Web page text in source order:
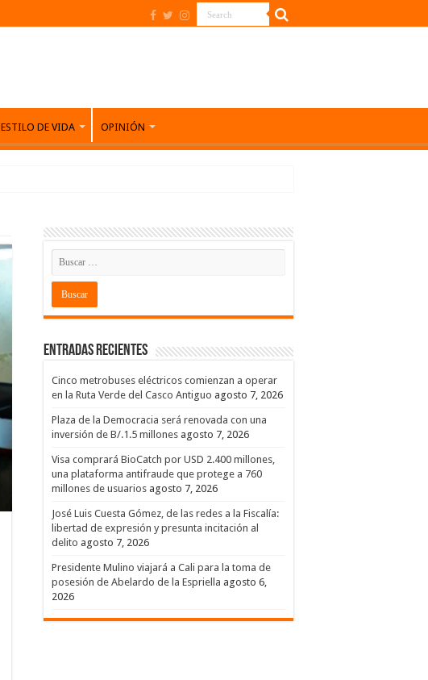
ESTILO DE VIDA OPINIÓN
Entradas recientes
Cinco metrobuses eléctricos comienzan a operar
en la Ruta Verde del Casco Antiguo agosto 7, 2026
Plaza de la Democracia será renovada con una
inversión de B/.1.5 millones agosto 7, 2026
Visa comprará BioCatch por USD 2.400 millones,
una plataforma antifraude que protege a 760
millones de usuarios agosto 7, 2026
José Luis Cuesta Gómez, de las redes a la Fiscalía:
libertad de expresión y presunta incitación al
delito agosto 7, 2026
Presidente Mulino viajará a Cali para la toma de
posesión de Abelardo de la Espriella agosto 6,
2026